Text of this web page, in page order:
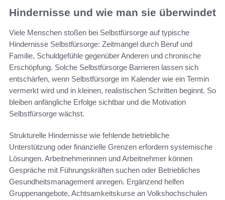
Hindernisse und wie man sie überwindet
Viele Menschen stoßen bei Selbstfürsorge auf typische
Hindernisse Selbstfürsorge: Zeitmangel durch Beruf und
Familie, Schuldgefühle gegenüber Anderen und chronische
Erschöpfung. Solche Selbstfürsorge Barrieren lassen sich
entschärfen, wenn Selbstfürsorge im Kalender wie ein Termin
vermerkt wird und in kleinen, realistischen Schritten beginnt. So
bleiben anfängliche Erfolge sichtbar und die Motivation
Selbstfürsorge wächst.
Strukturelle Hindernisse wie fehlende betriebliche
Unterstützung oder finanzielle Grenzen erfordern systemische
Lösungen. Arbeitnehmerinnen und Arbeitnehmer können
Gespräche mit Führungskräften suchen oder Betriebliches
Gesundheitsmanagement anregen. Ergänzend helfen
Gruppenangebote, Achtsamkeitskurse an Volkshochschulen